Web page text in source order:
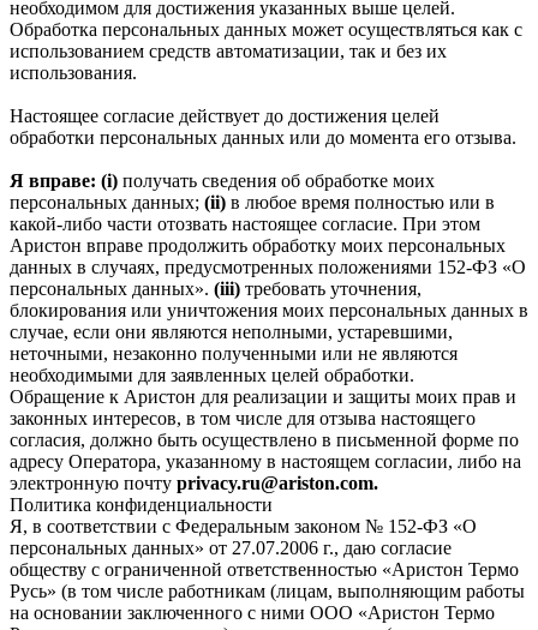
необходимом для достижения указанных выше целей.
Обработка персональных данных может осуществляться как с
использованием средств автоматизации, так и без их
использования.
Настоящее согласие действует до достижения целей
обработки персональных данных или до момента его отзыва.
Я вправе: (i) получать сведения об обработке моих
персональных данных; (ii) в любое время полностью или в
какой-либо части отозвать настоящее согласие. При этом
Аристон вправе продолжить обработку моих персональных
данных в случаях, предусмотренных положениями 152-ФЗ «О
персональных данных». (iii) требовать уточнения,
блокирования или уничтожения моих персональных данных в
случае, если они являются неполными, устаревшими,
неточными, незаконно полученными или не являются
необходимыми для заявленных целей обработки.
Обращение к Аристон для реализации и защиты моих прав и
законных интересов, в том числе для отзыва настоящего
согласия, должно быть осуществлено в письменной форме по
адресу Оператора, указанному в настоящем согласии, либо на
электронную почту privacy.ru@ariston.com.
Политика конфиденциальности
Я, в соответствии с Федеральным законом № 152-ФЗ «О
персональных данных» от 27.07.2006 г., даю согласие
обществу с ограниченной ответственностью «Аристон Термо
Русь» (в том числе работникам (лицам, выполняющим работы
на основании заключенного с ними ООО «Аристон Термо